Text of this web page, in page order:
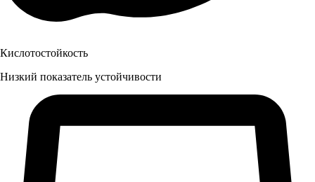
Кислотостойкость
Низкий показатель устойчивости